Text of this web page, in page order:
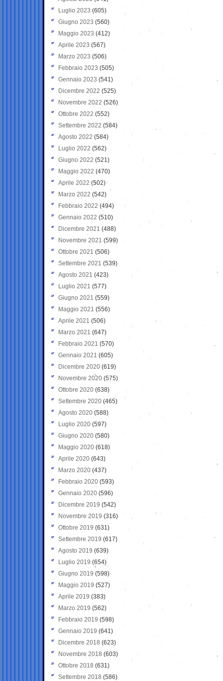
Luglio 2023 (605)
Giugno 2023 (560)
Maggio 2023 (412)
Aprile 2023 (567)
Marzo 2023 (506)
Febbraio 2023 (505)
Gennaio 2023 (541)
Dicembre 2022 (525)
Novembre 2022 (526)
Ottobre 2022 (552)
Settembre 2022 (584)
Agosto 2022 (584)
Luglio 2022 (562)
Giugno 2022 (521)
Maggio 2022 (470)
Aprile 2022 (502)
Marzo 2022 (542)
Febbraio 2022 (494)
Gennaio 2022 (510)
Dicembre 2021 (488)
Novembre 2021 (599)
Ottobre 2021 (506)
Settembre 2021 (539)
Agosto 2021 (423)
Luglio 2021 (577)
Giugno 2021(559)
Maggio 2021 (556)
Aprile 2021 (506)
Marzo 2021 (647)
Febbraio 2021 (570)
Gennaio 2021 (605)
Dicembre 2020 (619)
Novembre 2020 (575)
Ottobre 2020 (638)
Settembre 2020(465)
Agosto 2020 (588)
Luglio 2020 (597)
Giugno 2020 (580)
Maggio 2020 (618)
Aprile 2020 (643)
Marzo 2020 (437)
Febbraio 2020 (593)
Gennaio 2020 (596)
Dicembre 2019 (542)
Novembre 2019 (316)
Ottobre 2019 (631)
Settembre 2019 (617)
Agosto 2019 (639)
Luglio 2019 (654)
Giugno 2019 (598)
Maggio 2019 (527)
Aprile 2019 (383)
Marzo 2019 (562)
Febbraio 2019 (598)
Gennaio 2019 (641)
Dicembre 2018 (623)
Novembre 2018 (603)
Ottobre 2018 (631)
Settembre 2018 (586)